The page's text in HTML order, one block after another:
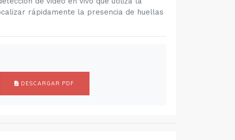
rápidamente la presencia de huellas
DESCARGAR PDF